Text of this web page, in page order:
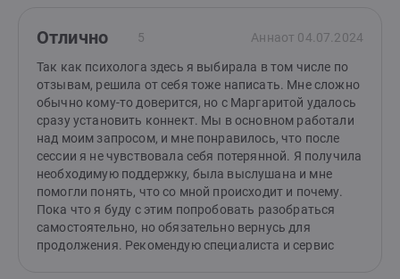
Отлично 5 Аннаот 04.07.2024
Так как психолога здесь я выбирала в том числе по
отзывам, решила от себя тоже написать. Мне сложно
обычно кому-то доверится, но с Маргаритой удалось
сразу установить коннект. Мы в основном работали
над моим запросом, и мне понравилось, что после
сессии я не чувствовала себя потерянной. Я получила
необходимую поддержку, была выслушана и мне
помогли понять, что со мной происходит и почему.
Пока что я буду с этим попробовать разобраться
самостоятельно, но обязательно вернусь для
продолжения. Рекомендую специалиста и сервис